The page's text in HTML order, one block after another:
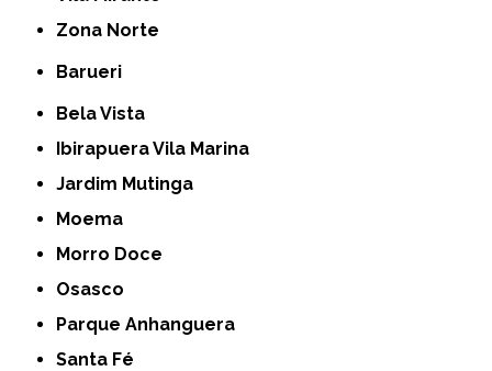
Zona Norte
Barueri
Bela Vista
Ibirapuera Vila Marina
Jardim Mutinga
Moema
Morro Doce
Osasco
Parque Anhanguera
Santa Fé